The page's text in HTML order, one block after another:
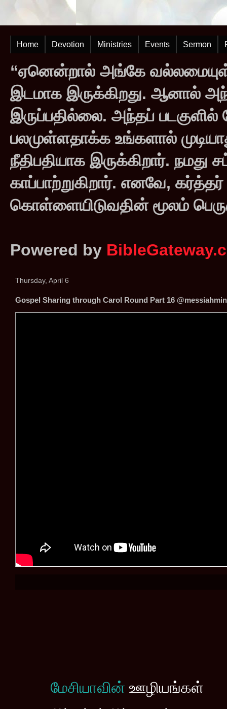
Home Devotion Ministries Events Sermon
“ஏனென்றால் அங்கே
இடமாக இருக்கிறது. ஆனால்
இருப்பதில்லை. அந்தப்
பலமுள்ளதாக்க உங்களால்
நீதிபதியாக இருக்கிறார்.
காப்பாற்றுகிறார். எனவே,
கொள்ளையிடுவதின் மூலம்
Powered by
Thursday, April 6
Gospel Sharing through Carol Round Part 16
மேசியாவின் ஊழியங்கள்